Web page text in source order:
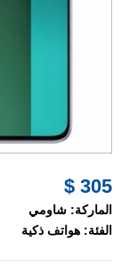
305 $
الماركة: شاومي
الفئة: هواتف ذكية